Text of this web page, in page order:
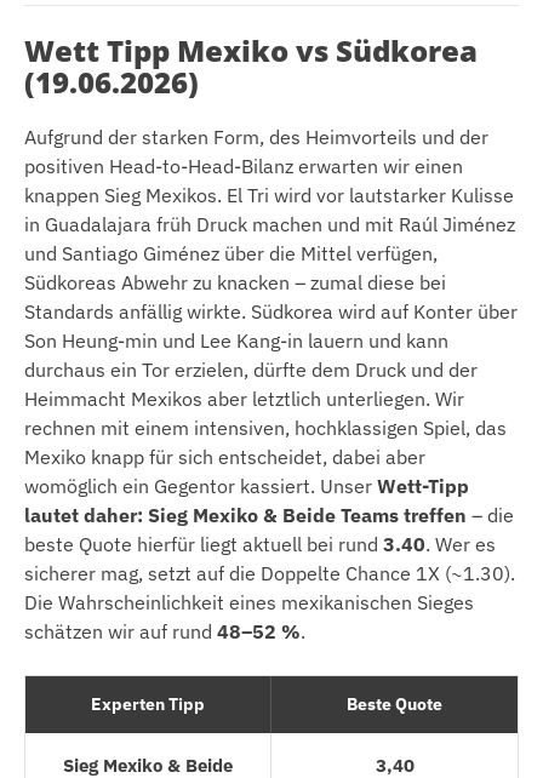
Wett Tipp Mexiko vs Südkorea
(19.06.2026)
Aufgrund der starken Form, des Heimvorteils und der
positiven Head-to-Head-Bilanz erwarten wir einen
knappen Sieg Mexikos. El Tri wird vor lautstarker Kulisse
in Guadalajara früh Druck machen und mit Raúl Jiménez
und Santiago Giménez über die Mittel verfügen,
Südkoreas Abwehr zu knacken – zumal diese bei
Standards anfällig wirkte. Südkorea wird auf Konter über
Son Heung-min und Lee Kang-in lauern und kann
durchaus ein Tor erzielen, dürfte dem Druck und der
Heimmacht Mexikos aber letztlich unterliegen. Wir
rechnen mit einem intensiven, hochklassigen Spiel, das
Mexiko knapp für sich entscheidet, dabei aber
womöglich ein Gegentor kassiert. Unser Wett-Tipp
lautet daher: Sieg Mexiko & Beide Teams treffen – die
beste Quote hierfür liegt aktuell bei rund 3.40. Wer es
sicherer mag, setzt auf die Doppelte Chance 1X (~1.30).
Die Wahrscheinlichkeit eines mexikanischen Sieges
schätzen wir auf rund 48–52 %.
Experten Tipp Beste Quote
Sieg Mexiko & Beide
3,40